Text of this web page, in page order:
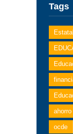
Tags
Estatal
ahorro
ocde